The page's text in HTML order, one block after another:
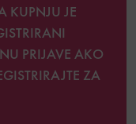
KUPNJU JE
PRIJAVE AKO
ZA